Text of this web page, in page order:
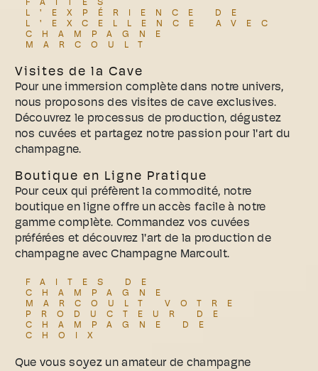
FAITES
L'EXPÉRIENCE DE
L'EXCELLENCE AVEC
CHAMPAGNE
MARCOULT
Visites de la Cave
Pour une immersion complète dans notre univers,
nous proposons des visites de cave exclusives.
Découvrez le processus de production, dégustez
nos cuvées et partagez notre passion pour l'art du
champagne.
Boutique en Ligne Pratique
Pour ceux qui préfèrent la commodité, notre
boutique en ligne offre un accès facile à notre
gamme complète. Commandez vos cuvées
préférées et découvrez l'art de la production de
champagne avec Champagne Marcoult.
FAITES DE
CHAMPAGNE
MARCOULT VOTRE
PRODUCTEUR DE
CHAMPAGNE DE
CHOIX
Que vous soyez un amateur de champagne